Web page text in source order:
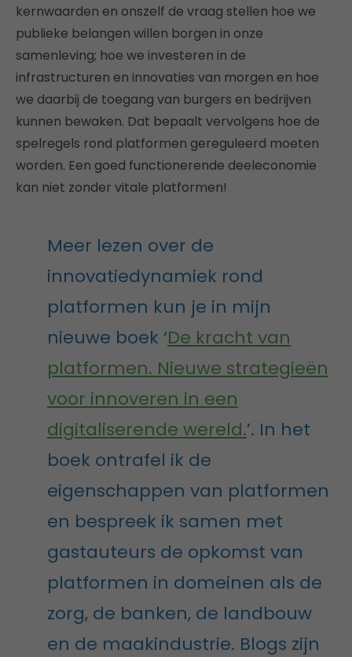
kernwaarden en onszelf de vraag stellen hoe we
publieke belangen willen borgen in onze
samenleving; hoe we investeren in de
infrastructuren en innovaties van morgen en hoe
we daarbij de toegang van burgers en bedrijven
kunnen bewaken. Dat bepaalt vervolgens hoe de
spelregels rond platformen gereguleerd moeten
worden. Een goed functionerende deeleconomie
kan niet zonder vitale platformen!
Meer lezen over de
innovatiedynamiek rond
platformen kun je in mijn
nieuwe boek ‘De kracht van
platformen. Nieuwe strategieën
voor innoveren in een
digitaliserende wereld.’. In het
boek ontrafel ik de
eigenschappen van platformen
en bespreek ik samen met
gastauteurs de opkomst van
platformen in domeinen als de
zorg, de banken, de landbouw
en de maakindustrie. Blogs zijn